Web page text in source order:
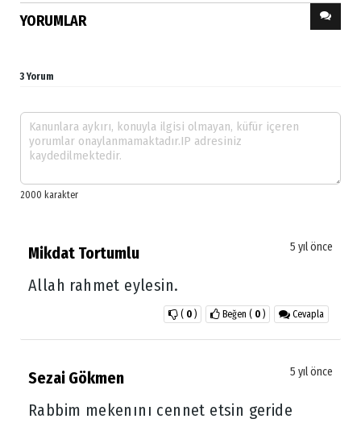
YORUMLAR
3 Yorum
Mikdat Tortumlu 5 yıl önce
Allah rahmet eylesin.
Cevapla
Beğen ( 0 )
( 0 )
Sezai Gökmen 5 yıl önce
Rabbim mekenını cennet etsin geride